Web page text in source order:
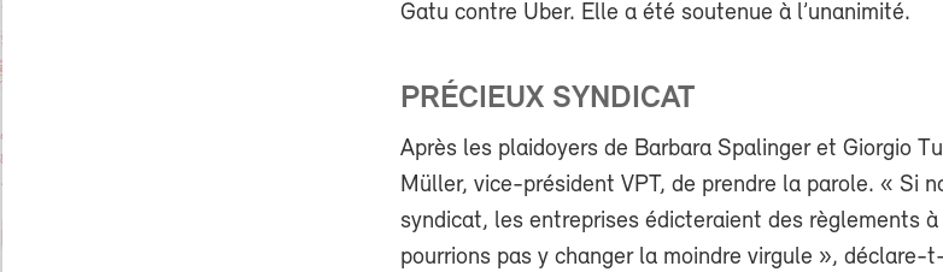
Gatu contre Uber. Elle a été soutenue à l’unanimité.
PRÉCIEUX SYNDICAT
Après les plaidoyers de Barbara Spalinger et Giorgio
Müller, vice-président VPT, de prendre la parole. « Si
syndicat, les entreprises édicteraient des règlements à
pourrions pas y changer la moindre virgule », déclare-